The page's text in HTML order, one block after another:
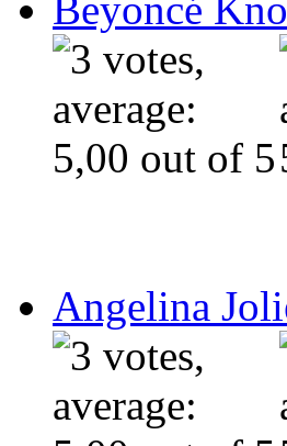
Beyoncé
Angelina